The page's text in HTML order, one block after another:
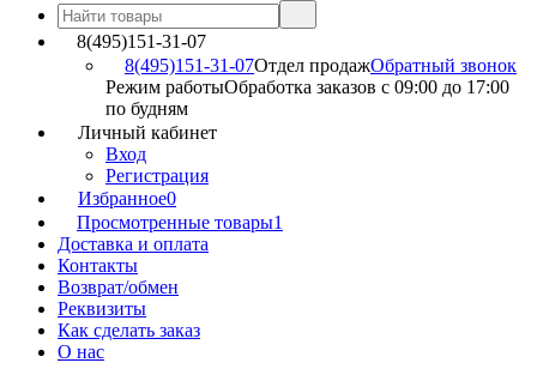
8(495)151-31-07
8(495)151-31-07Отдел продажОбратный звонок
Режим работыОбработка заказов с 09:00 до 17:00
по будням
Личный кабинет
Вход
Регистрация
Избранное0
Просмотренные товары1
Доставка и оплата
Контакты
Возврат/обмен
Реквизиты
Как сделать заказ
О нас